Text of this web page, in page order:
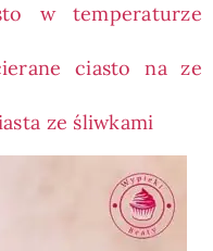
w temperaturze
ciasto na ze
ze śliwkami